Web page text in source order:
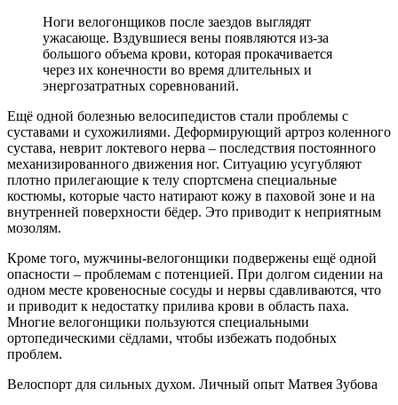
Ноги велогонщиков после заездов выглядят
ужасающе. Вздувшиеся вены появляются из-за
большого объема крови, которая прокачивается
через их конечности во время длительных и
энергозатратных соревнований.
Ещё одной болезнью велосипедистов стали проблемы с
суставами и сухожилиями. Деформирующий артроз коленного
сустава, неврит локтевого нерва – последствия постоянного
механизированного движения ног. Ситуацию усугубляют
плотно прилегающие к телу спортсмена специальные
костюмы, которые часто натирают кожу в паховой зоне и на
внутренней поверхности бёдер. Это приводит к неприятным
мозолям.
Кроме того, мужчины-велогонщики подвержены ещё одной
опасности – проблемам с потенцией. При долгом сидении на
одном месте кровеносные сосуды и нервы сдавливаются, что
и приводит к недостатку прилива крови в область паха.
Многие велогонщики пользуются специальными
ортопедическими сёдлами, чтобы избежать подобных
проблем.
Велоспорт для сильных духом. Личный опыт Матвея Зубова